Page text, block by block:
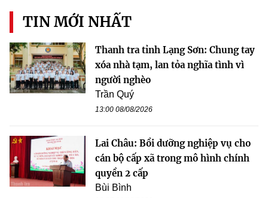
TIN MỚI NHẤT
Thanh tra tỉnh Lạng Sơn: Chung tay
xóa nhà tạm, lan tỏa nghĩa tình vì
người nghèo
Trần Quý
13:00 08/08/2026
Lai Châu: Bồi dưỡng nghiệp vụ cho
cán bộ cấp xã trong mô hình chính
quyền 2 cấp
Bùi Bình